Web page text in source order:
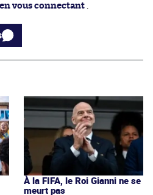
en vous connectant
À la FIFA, le Roi Gianni ne se
meurt pas